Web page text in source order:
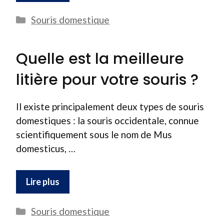
Catégories
Souris domestique
Quelle est la meilleure
litière pour votre souris ?
Il existe principalement deux types de souris
domestiques : la souris occidentale, connue
scientifiquement sous le nom de Mus
domesticus, …
Lire plus
Catégories
Souris domestique